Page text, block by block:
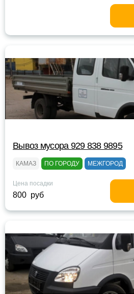
Вывоз мусора 929 838 9895
КАМАЗ ПО ГОРОДУ МЕЖГОРОД
Цена посадки
800 руб